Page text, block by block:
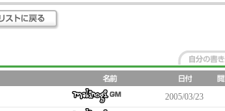
2005/03/23